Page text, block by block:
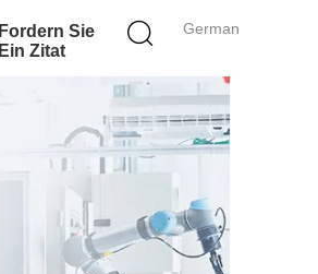
German
Fordern Sie
Ein Zitat